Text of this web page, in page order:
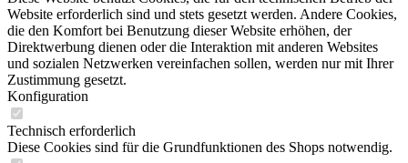
Website erforderlich sind und stets gesetzt werden. Andere Cookies,
die den Komfort bei Benutzung dieser Website erhöhen, der
Direktwerbung dienen oder die Interaktion mit anderen Websites
und sozialen Netzwerken vereinfachen sollen, werden nur mit Ihrer
Zustimmung gesetzt.
Konfiguration
Technisch erforderlich
Diese Cookies sind für die Grundfunktionen des Shops notwendig.